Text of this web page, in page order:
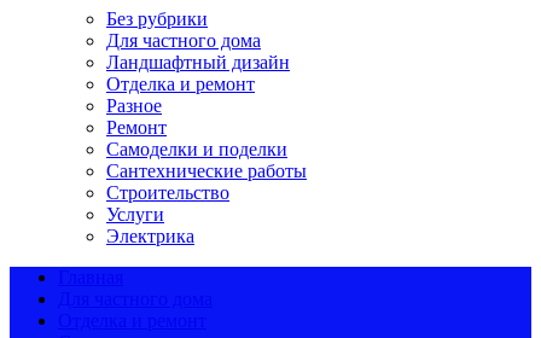
Без рубрики
Для частного дома
Ландшафтный дизайн
Отделка и ремонт
Разное
Ремонт
Самоделки и поделки
Сантехнические работы
Строительство
Услуги
Электрика